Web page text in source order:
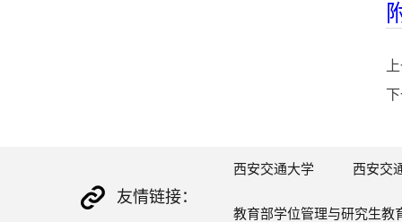
友情链接：
西安交通大学 西安交
教育部学位管理与研究生教